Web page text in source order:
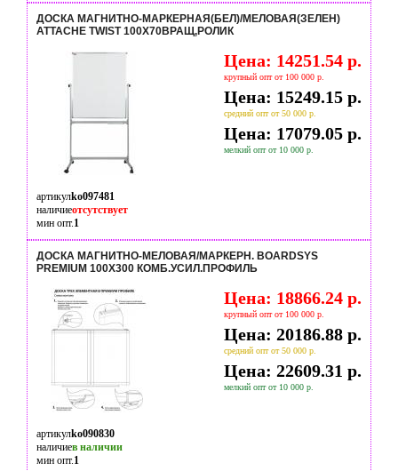
ДОСКА МАГНИТНО-МАРКЕРНАЯ(БЕЛ)/МЕЛОВАЯ(ЗЕЛЕН)
ATTACHE TWIST 100Х70ВРАЩ,РОЛИК
Цена: 14251.54 р.
крупный опт от 100 000 р.
Цена: 15249.15 р.
средний опт от 50 000 р.
Цена: 17079.05 р.
мелкий опт от 10 000 р.
артикулko097481
наличиеотсутствует
мин опт.1
ДОСКА МАГНИТНО-МЕЛОВАЯ/МАРКЕРН. BOARDSYS
PREMIUM 100X300 КОМБ.УСИЛ.ПРОФИЛЬ
Цена: 18866.24 р.
крупный опт от 100 000 р.
Цена: 20186.88 р.
средний опт от 50 000 р.
Цена: 22609.31 р.
мелкий опт от 10 000 р.
артикулko090830
наличиев наличии
мин опт.1